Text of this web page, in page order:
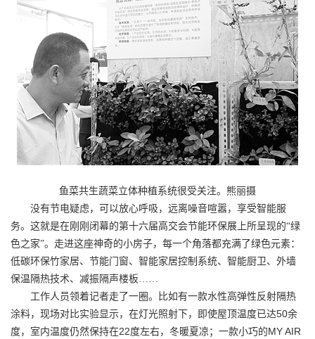
鱼菜共生蔬菜立体种植系统很受关注。熊丽摄
没有节电疑虑，可以放心呼吸，远离噪音喧嚣，享受智能服
务。这就是在刚刚闭幕的第十六届高交会节能环保展上所呈现的“绿
色之家”。走进这座神奇的小房子，每一个角落都充满了绿色元素：
低碳环保竹家居、节能门窗、智能家居控制系统、智能厨卫、外墙
保温隔热技术、减振隔声楼板……
工作人员领着记者走了一圈。比如有一款水性高弹性反射隔热
涂料，现场对比实验显示，在灯光照射下，即使屋顶温度已达50余
度，室内温度仍然保持在22度左右，冬暖夏凉；一款小巧的MY AIR